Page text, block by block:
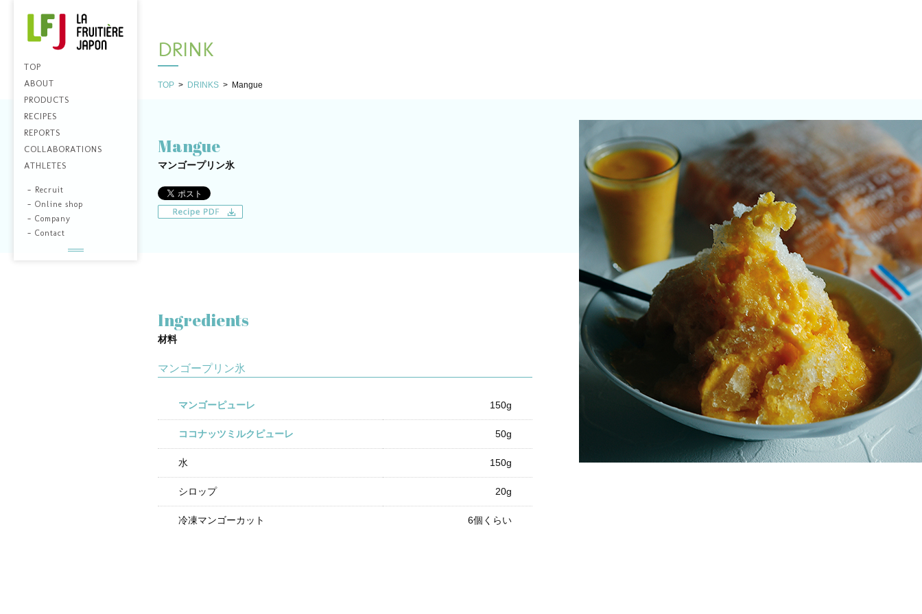
TOP
ABOUT
PRODUCTS
RECIPES
REPORTS
COLLABORATIONS
ATHLETES
- Recruit
- Online shop
- Company
- Contact
DRINK
TOP > DRINKS > Mangue
Mangue
マンゴープリン氷
Ingredients
材料
マンゴープリン氷
マンゴーピューレ 150g
ココナッツミルクピューレ 50g
水 150g
シロップ 20g
冷凍マンゴーカット 6個くらい